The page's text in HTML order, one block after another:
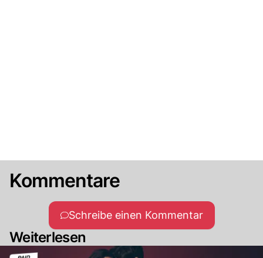
Kommentare
Schreibe einen Kommentar
Weiterlesen